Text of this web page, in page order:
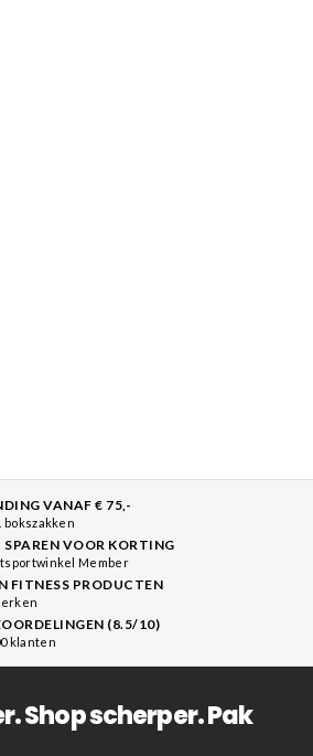
VANAF € 75,-
bokszakken
VOOR KORTING
Member
FITNESS PRODUCTEN
(8.5/10)
klanten
Shop scherper. Pak